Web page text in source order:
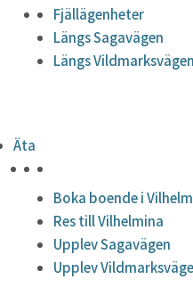
Fjällägenheter
Längs Sagavägen
Längs Vildmarksvägen
Äta
Boka boende i
Res till Vilhelmina
Upplev Sagavägen
Upplev